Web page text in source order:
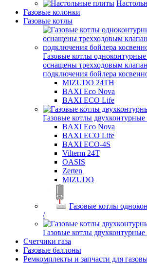
Газовые колонки
Газовые котлы
Газовые котлы
оснащены трехходовым
подключения бойлера
MIZUDO 24TН
BAXI Eco Nova
BAXI ECO Life
Газовые котлы
BAXI Eco Nova
BAXI ECO Life
BAXI ECO-4S
Vilterm 24T
OASIS
Zerten
MIZUDO
Газовые котлы
/
Газовые котлы
Счетчики газа
Газовые баллоны
Ремкомплекты и запчасти для